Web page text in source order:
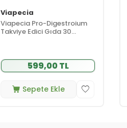
Viapecia
Viapecia Pro-Digestroium
Takviye Edici Gıda 30
599,00 TL
Sepete Ekle